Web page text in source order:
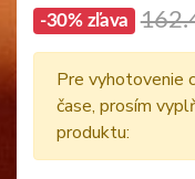
-30% zľava
Pre vyhotovenie
čase, prosím
produktu: